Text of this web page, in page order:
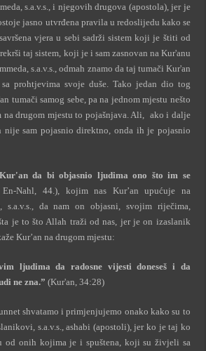
s.a.v.s., i njegovih drugova (apostola), jer je
jasno utvrđena pravila u redoslijedu kako se
vjera u sebi sadrži sistem koji je štiti od
taj sistem, koji je i sam zasnovan na Kur'anu
s.a.v.s., odmah znamo da taj tumači Kur'an
prohtjevima svoje duše. Tako jedan dio tog
tumači samog sebe, pa na jednom mjestu nešto
na drugom mjestu to pojašnjava. Ali, ako i dalje
nije sam pojasnio direktno, onda ih je pojasnio
da bi objasnio ljudima ono što im se
Nahl, 44.),
kojim nas Kur’an upućuje na
s.a.v.s., da nam on objasni, svojim riječima,
je to što Allah traži od nas, jer je on izaslanik
Kur’an na drugom mjestu:
ljudima da radosne vijesti doneseš i da
ne zna.”(Kur'an, 34:28)
shvatamo i primjenjujemo onako kako su to
s.a.v.s., ashabi (apostoli), jer ko je taj ko
od onih kojima je i spuštena, koji su živjeli sa